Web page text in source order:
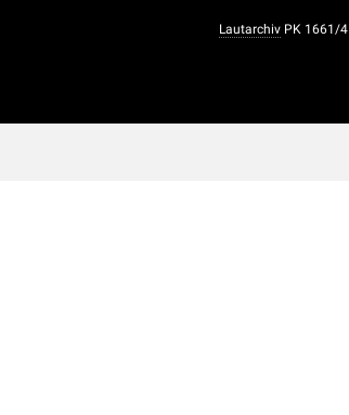
Lautarchiv PK 1661/4